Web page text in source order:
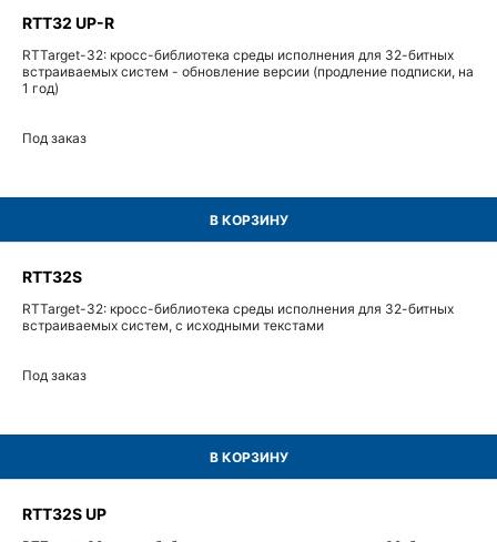
RTT32 UP-R
RTTarget-32: кросс-библиотека среды исполнения для 32-битных
встраиваемых систем - обновление версии (продление подписки, на
1 год)
Под заказ
В КОРЗИНУ
RTT32S
RTTarget-32: кросс-библиотека среды исполнения для 32-битных
встраиваемых систем, с исходными текстами
Под заказ
В КОРЗИНУ
RTT32S UP